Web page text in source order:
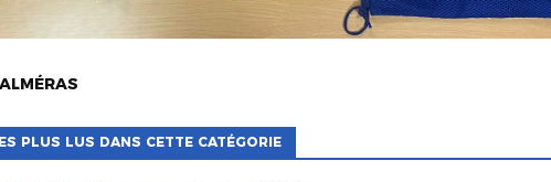
ALMÉRAS
PLUS LUS DANS CETTE CATÉGORIE